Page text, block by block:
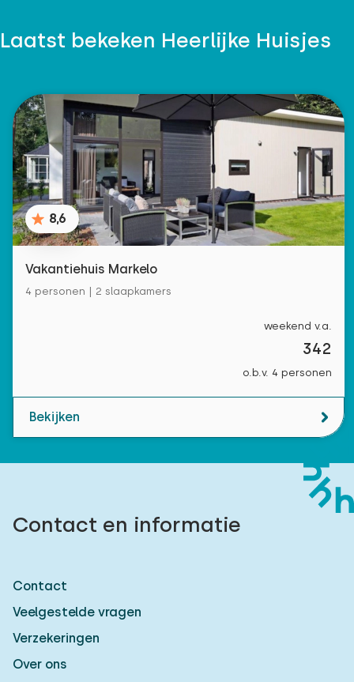
Laatst bekeken Heerlijke Huisjes
8,6
Vakantiehuis Markelo
4 personen | 2 slaapkamers
weekend v.a.
342
o.b.v. 4 personen
Bekijken
Contact en informatie
Contact
Veelgestelde vragen
Verzekeringen
Over ons